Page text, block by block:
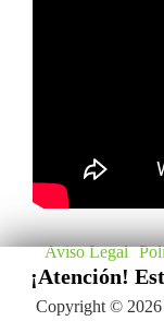
Aviso Legal
Copyright © 2026
¡Atención!